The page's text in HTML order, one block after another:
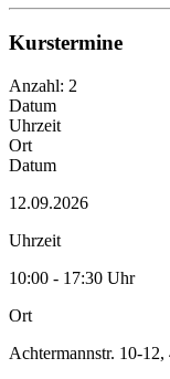
Kurstermine
Anzahl: 2
Datum
Uhrzeit
Ort
Datum
12.09.2026
Uhrzeit
10:00 - 17:30 Uhr
Ort
Achtermannstr. 10-12,